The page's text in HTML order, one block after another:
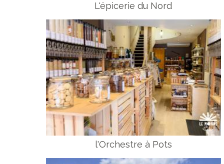
L'épicerie du Nord
l'Orchestre à Pots